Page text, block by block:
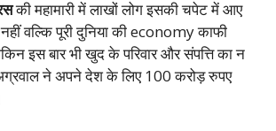
की महामारी में लाखों लोग इसकी चपेट में आए
वल्कि पूरी दुनिया की economy काफी
इस बार भी खुद के परिवार और संपत्ति का न
ने अपने देश के लिए 100 करोड़ रुपए